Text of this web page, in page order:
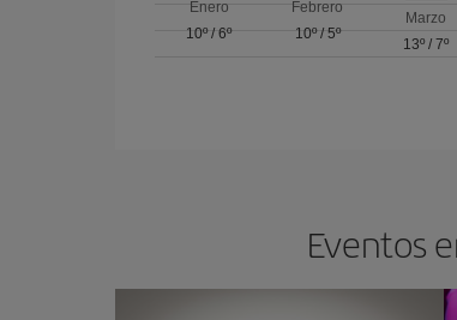
Enero
10º/6º
Febrero
10º/ 5º
Marzo
13º /7º
Eventos